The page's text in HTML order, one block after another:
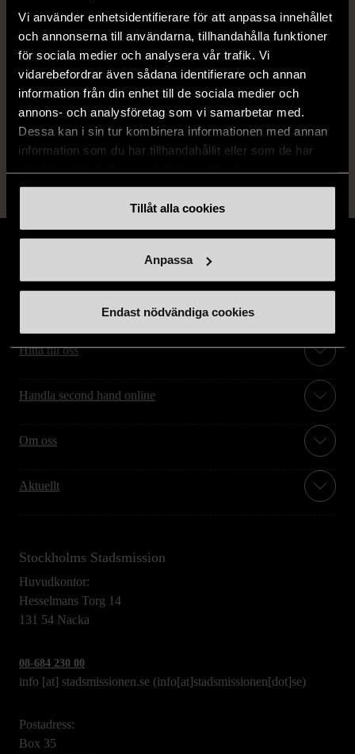
Vi använder enhetsidentifierare för att anpassa innehållet
och annonserna till användarna, tillhandahålla funktioner
för sociala medier och analysera vår trafik. Vi
vidarebefordrar även sådana identifierare och annan
information från din enhet till de sociala medier och
annons- och analysföretag som vi samarbetar med.
Dessa kan i sin tur kombinera informationen med annan
information som du har tillhandahållit eller som de har
Tillåt alla cookies
Anpassa
Endast nödvändiga cookies
Produkten är unik och finns enbart som 1 st i lager.
Fri frakt på alla köp över 990 kr.
14 dagars ångerrät.
Hitta till oss
Handla second hand online
Om oss
Aktuellt
Stockholms Stadsmission
Huvudkontor:
Hesselmans Torg 14
131 54 Nacka
08-684 230 00
info [at] stadsmissionen.se (info[at]stadsmissionen[dot]se)
Postadress:
Box 35